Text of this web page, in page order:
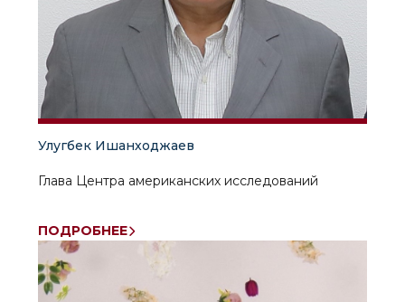
Улугбек Ишанходжаев
Глава Центра американских исследований
ПОДРОБНЕЕ